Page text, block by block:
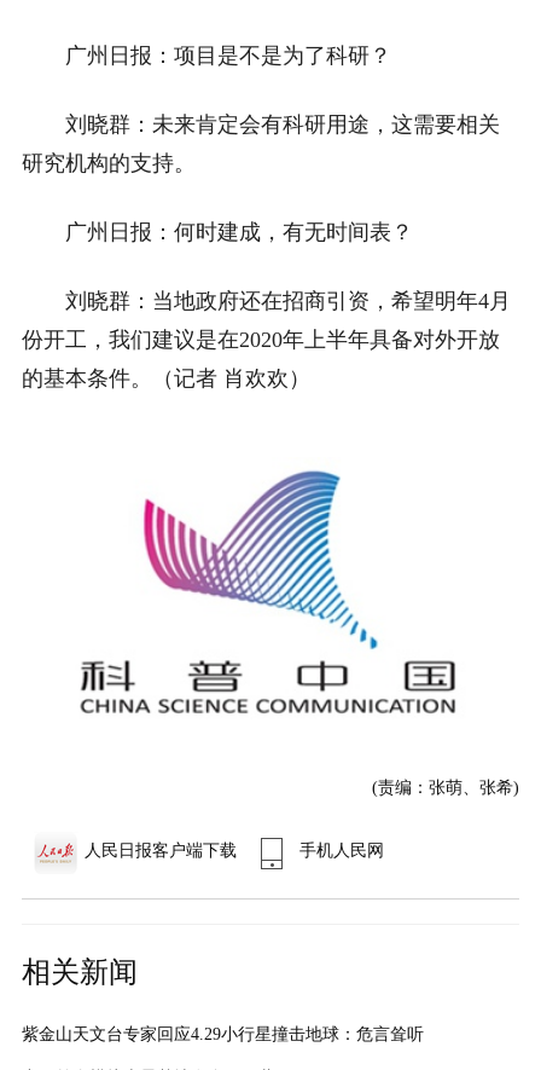
广州日报：项目是不是为了科研？
刘晓群：未来肯定会有科研用途，这需要相关
研究机构的支持。
广州日报：何时建成，有无时间表？
刘晓群：当地政府还在招商引资，希望明年4月
份开工，我们建议是在2020年上半年具备对外开放
的基本条件。（记者 肖欢欢）
(责编：张萌、张希)
人民日报客户端下载 手机人民网
相关新闻
紫金山天文台专家回应4.29小行星撞击地球：危言耸听